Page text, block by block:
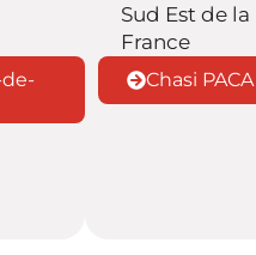
Sud Est de la
France
Chasi